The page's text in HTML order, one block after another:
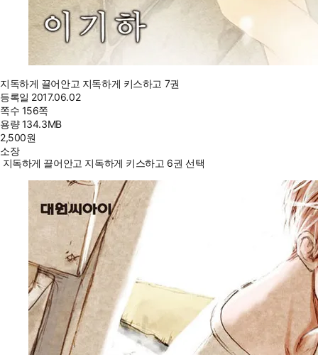
지독하게 끌어안고 지독하게 키스하고 7권
등록일 2017.06.02
쪽수 156쪽
용량134.3MB
2,500원
소장
지독하게 끌어안고 지독하게 키스하고 6권 선택